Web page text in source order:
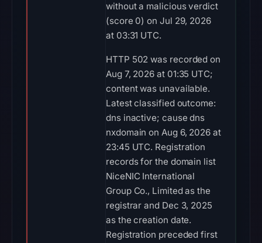
without a malicious verdict
(score 0) on Jul 29, 2026
at 03:31 UTC.
HTTP 502 was recorded on
Aug 7, 2026 at 01:35 UTC;
content was unavailable.
Latest classified outcome:
dns inactive; cause dns
nxdomain on Aug 6, 2026 at
23:45 UTC. Registration
records for the domain list
NiceNIC International
Group Co., Limited as the
registrar and Dec 3, 2025
as the creation date.
Registration preceded first